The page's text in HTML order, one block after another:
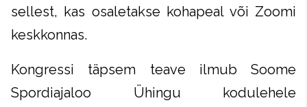
sellest, kas osaletakse kohapeal või Zoomi
keskkonnas.
Kongressi täpsem teave ilmub Soome
Spordiajaloo Ühingu kodulehele